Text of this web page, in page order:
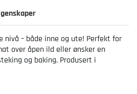
nivå – både inne og ute! Perfekt for
over åpen ild eller ønsker en
og baking. Produsert i